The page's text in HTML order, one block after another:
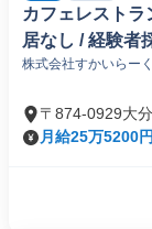
カフェレストラ
居なし / 経験者
株式会社すかいらー
〒874-0929大
月給25万5200